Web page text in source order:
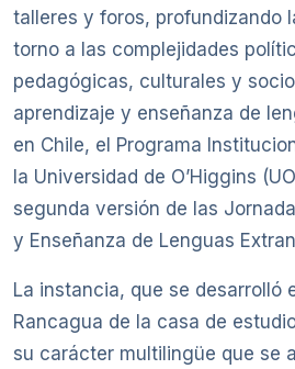
talleres y foros, profundizando
torno a las complejidades
pedagógicas, culturales y
aprendizaje y enseñanza de
en Chile, el Programa
la Universidad de O’Higgins
segunda versión de las
y Enseñanza de Lenguas
La instancia, que se desarrolló
Rancagua de la casa de
su carácter multilingüe que se